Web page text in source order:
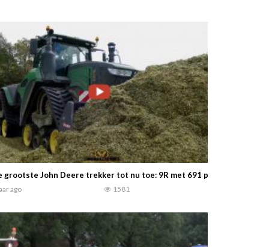
grootste John Deere trekker tot nu toe: 9R met 691 pk en 34,4 ton
ago 1581